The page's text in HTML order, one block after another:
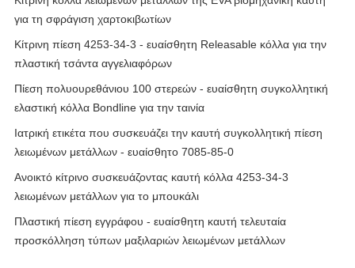
για τη σφράγιση χαρτοκιβωτίων
Κίτρινη πίεση 4253-34-3 - ευαίσθητη Releasable κόλλα για την
πλαστική τσάντα αγγελιαφόρων
Πίεση πολυουρεθάνιου 100 στερεών - ευαίσθητη συγκολλητική
ελαστική κόλλα Bondline για την ταινία
Ιατρική ετικέτα που συσκευάζει την καυτή συγκολλητική πίεση
λειωμένων μετάλλων - ευαίσθητο 7085-85-0
Ανοικτό κίτρινο συσκευάζοντας καυτή κόλλα 4253-34-3
λειωμένων μετάλλων για το μπουκάλι
Πλαστική πίεση εγγράφου - ευαίσθητη καυτή τελευταία
προσκόλληση τύπων μαξιλαριών λειωμένων μετάλλων